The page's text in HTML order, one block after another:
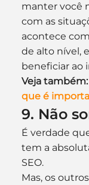
manter você
com as
acontece
de alto nível,
beneficiar ao
Veja também:
que é
9. Não
É verdade
tem a
SEO.
Mas, os